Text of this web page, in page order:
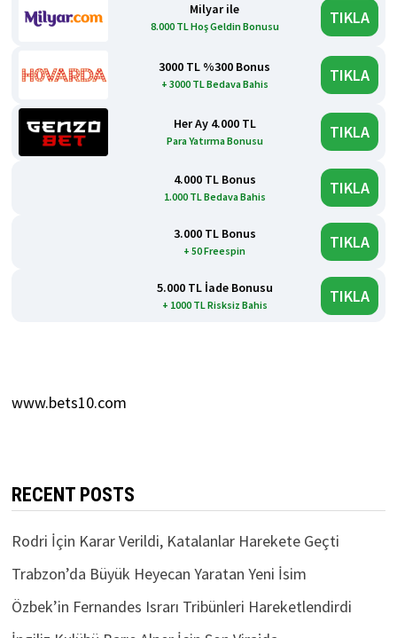
Milyar ile
8.000 TL Hoş Geldin Bonusu TIKLA
3000 TL %300 Bonus
+ 3000 TL Bedava Bahis TIKLA
Her Ay 4.000 TL
Para Yatırma Bonusu TIKLA
4.000 TL Bonus
1.000 TL Bedava Bahis TIKLA
3.000 TL Bonus
+ 50 Freespin TIKLA
5.000 TL İade Bonusu
+ 1000 TL Risksiz Bahis TIKLA
www.bets10.com
RECENT POSTS
Rodri İçin Karar Verildi, Katalanlar Harekete Geçti
Trabzon’da Büyük Heyecan Yaratan Yeni İsim
Özbek’in Fernandes Israrı Tribünleri Hareketlendirdi